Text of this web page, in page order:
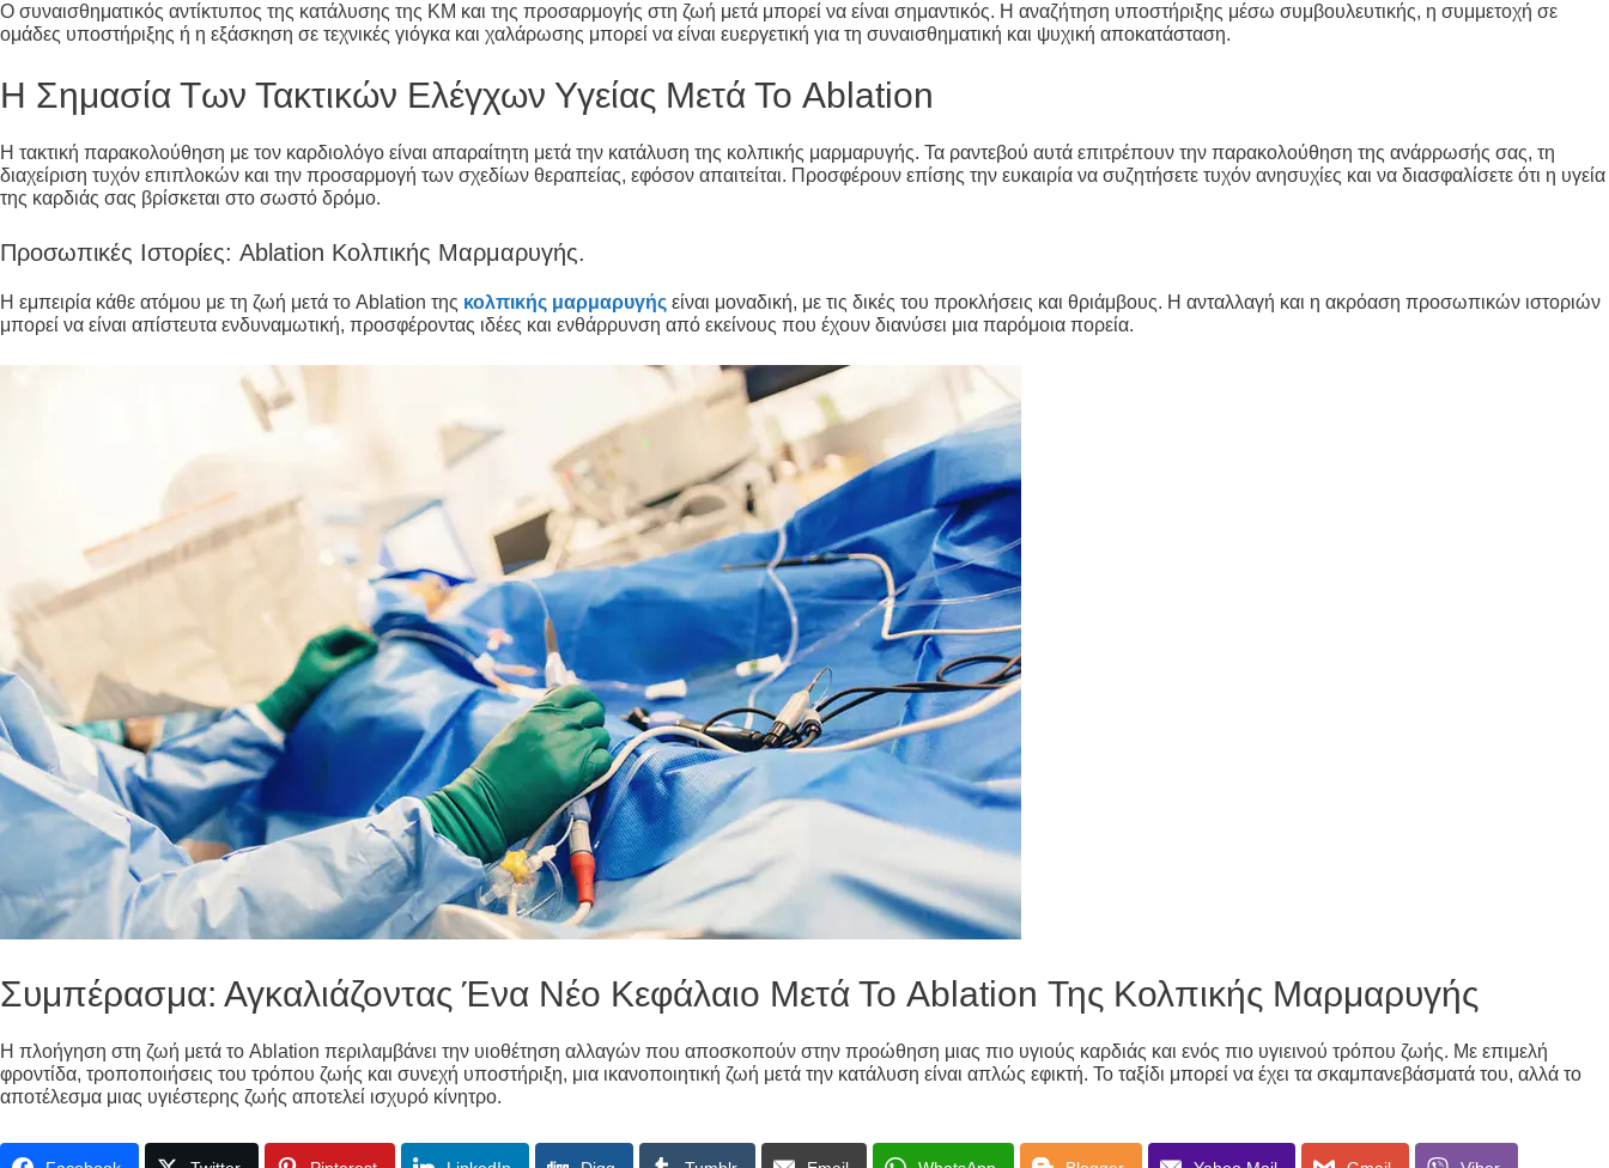
Ο συναισθηματικός αντίκτυπος της κατάλυσης της ΚΜ και της προσαρμογής στη ζωή μετά μπορεί να είναι σημαντικός. Η αναζήτηση υποστήριξης μέσω συμβουλευτικής, η συμμετοχή σε
ομάδες υποστήριξης ή η εξάσκηση σε τεχνικές γιόγκα και χαλάρωσης μπορεί να είναι ευεργετική για τη συναισθηματική και ψυχική αποκατάσταση.
Η Σημασία Των Τακτικών Ελέγχων Υγείας Μετά Το Ablation
Η τακτική παρακολούθηση με τον καρδιολόγο είναι απαραίτητη μετά την κατάλυση της κολπικής μαρμαρυγής. Τα ραντεβού αυτά επιτρέπουν την παρακολούθηση της ανάρρωσής σας, τη
διαχείριση τυχόν επιπλοκών και την προσαρμογή των σχεδίων θεραπείας, εφόσον απαιτείται. Προσφέρουν επίσης την ευκαιρία να συζητήσετε τυχόν ανησυχίες και να διασφαλίσετε ότι η υγεία
της καρδιάς σας βρίσκεται στο σωστό δρόμο.
Προσωπικές Ιστορίες: Ablation Κολπικής Μαρμαρυγής.
Η εμπειρία κάθε ατόμου με τη ζωή μετά το Ablation της κολπικής μαρμαρυγής είναι μοναδική, με τις δικές του προκλήσεις και θριάμβους. Η ανταλλαγή και η ακρόαση προσωπικών ιστοριών
μπορεί να είναι απίστευτα ενδυναμωτική, προσφέροντας ιδέες και ενθάρρυνση από εκείνους που έχουν διανύσει μια παρόμοια πορεία.
Συμπέρασμα: Αγκαλιάζοντας Ένα Νέο Κεφάλαιο Μετά Το Ablation Της Κολπικής Μαρμαρυγής
Η πλοήγηση στη ζωή μετά το Ablation περιλαμβάνει την υιοθέτηση αλλαγών που αποσκοπούν στην προώθηση μιας πιο υγιούς καρδιάς και ενός πιο υγιεινού τρόπου ζωής. Με επιμελή
φροντίδα, τροποποιήσεις του τρόπου ζωής και συνεχή υποστήριξη, μια ικανοποιητική ζωή μετά την κατάλυση είναι απλώς εφικτή. Το ταξίδι μπορεί να έχει τα σκαμπανεβάσματά του, αλλά το
αποτέλεσμα μιας υγιέστερης ζωής αποτελεί ισχυρό κίνητρο.